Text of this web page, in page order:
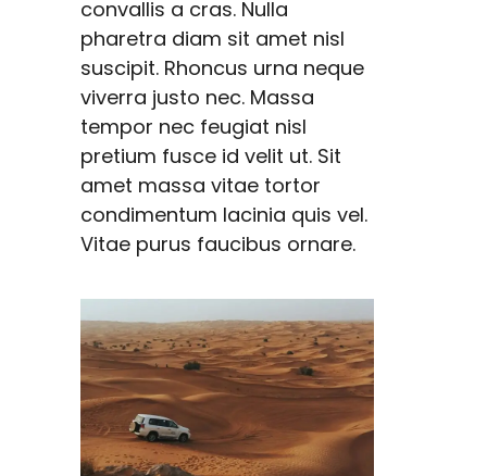
convallis a cras. Nulla
pharetra diam sit amet nisl
suscipit. Rhoncus urna neque
viverra justo nec. Massa
tempor nec feugiat nisl
pretium fusce id velit ut. Sit
amet massa vitae tortor
condimentum lacinia quis vel.
Vitae purus faucibus ornare.